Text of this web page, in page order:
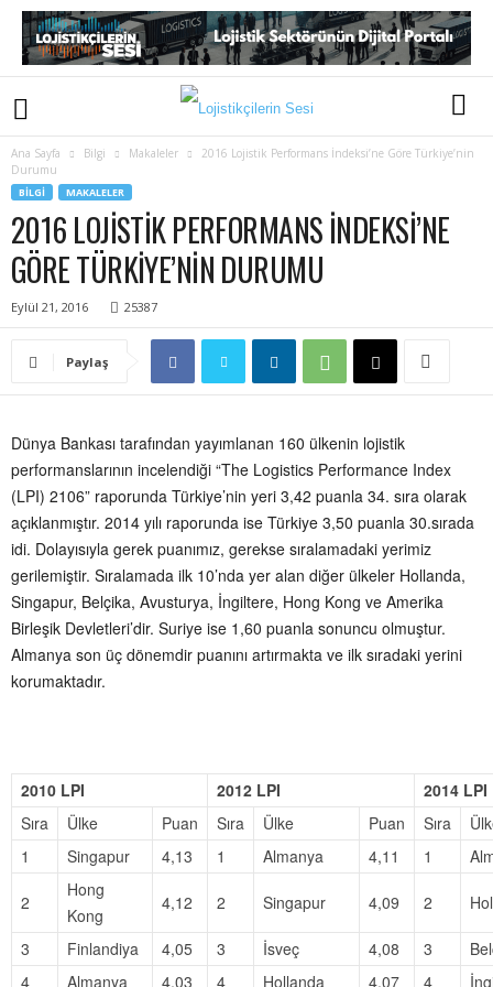
Ana Sayfa Bilgi Makaleler
2016 Lojistik Performans İndeksi’ne Göre Türkiye’nin
Durumu
BILGI MAKALELER
2016 LOJISTIK PERFORMANS İNDEKSI’NE
GÖRE TÜRKIYE’NIN DURUMU
Eylül 21, 2016 25387
Paylaş
Dünya Bankası tarafından yayımlanan 160 ülkenin lojistik
performanslarının incelendiği “The Logistics Performance Index
(LPI) 2106” raporunda Türkiye’nin yeri 3,42 puanla 34. sıra olarak
açıklanmıştır. 2014 yılı raporunda ise Türkiye 3,50 puanla 30.sırada
idi. Dolayısıyla gerek puanımız, gerekse sıralamadaki yerimiz
gerilemiştir. Sıralamada ilk 10’nda yer alan diğer ülkeler Hollanda,
Singapur, Belçika, Avusturya, İngiltere, Hong Kong ve Amerika
Birleşik Devletleri’dir. Suriye ise 1,60 puanla sonuncu olmuştur.
Almanya son üç dönemdir puanını artırmakta ve ilk sıradaki yerini
korumaktadır.
2010 LPI 2012 LPI
2014 LPI
Sıra
Ülke Puan Sıra Ülke Puan Sıra
1
Singapur 4,13 1 Almanya 4,11 1
2
Hong
Kong
4,12 2 Singapur 4,09 2
3 Finlandiya 4,05 3 İsveç 4,08 3
4
Almanya 4,03 4 Hollanda 4,07 4